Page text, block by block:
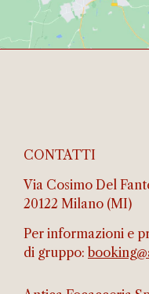
CONTATTI
Via Cosimo Del
20122 Milano (MI)
Per informazioni e
di gruppo: